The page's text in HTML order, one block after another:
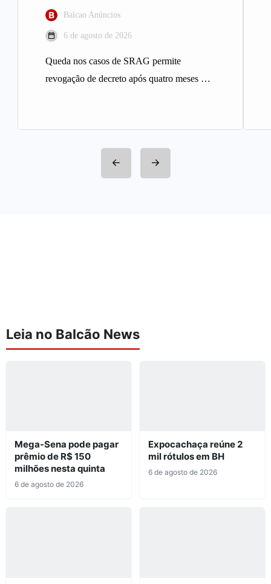
Balcao Anúncios
6 de agosto de 2026
Queda nos casos de SRAG permite
revogação de decreto após quatro meses A
Leia no Balcão News
Mega-Sena pode pagar
prêmio de R$ 150
milhões nesta quinta
6 de agosto de 2026
Expocachaça reúne 2
mil rótulos em BH
6 de agosto de 2026